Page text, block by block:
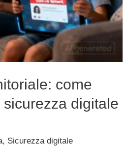
come
digitale
, Sicurezza digitale